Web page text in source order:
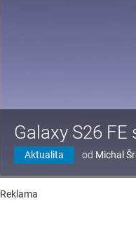
Galaxy S26
Aktualita od Michal
Reklama